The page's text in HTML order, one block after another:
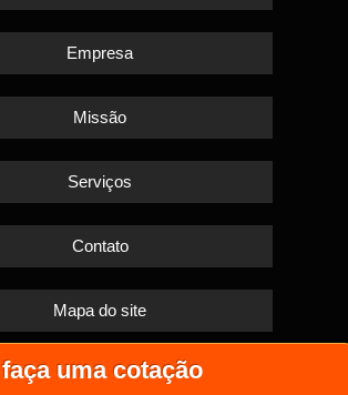
faça uma cotação
Empresa
Missão
Serviços
Contato
Mapa do site